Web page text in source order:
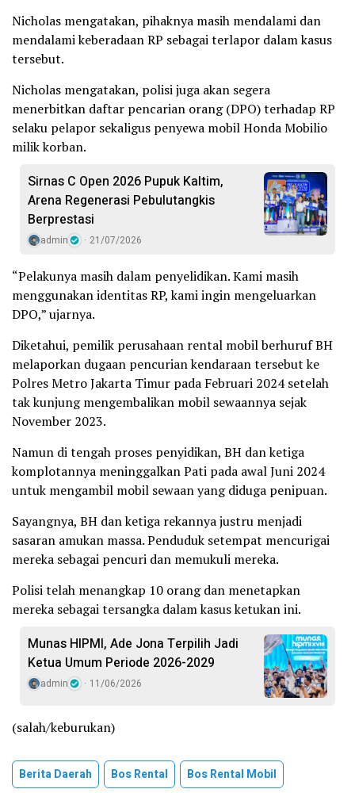
Nicholas mengatakan, pihaknya masih mendalami dan
mendalami keberadaan RP sebagai terlapor dalam kasus
tersebut.
Nicholas mengatakan, polisi juga akan segera
menerbitkan daftar pencarian orang (DPO) terhadap RP
selaku pelapor sekaligus penyewa mobil Honda Mobilio
milik korban.
Sirnas C Open 2026 Pupuk Kaltim,
Arena Regenerasi Pebulutangkis
Berprestasi
admin 21/07/2026
“Pelakunya masih dalam penyelidikan. Kami masih
menggunakan identitas RP, kami ingin mengeluarkan
DPO,” ujarnya.
Diketahui, pemilik perusahaan rental mobil berhuruf BH
melaporkan dugaan pencurian kendaraan tersebut ke
Polres Metro Jakarta Timur pada Februari 2024 setelah
tak kunjung mengembalikan mobil sewaannya sejak
November 2023.
Namun di tengah proses penyidikan, BH dan ketiga
komplotannya meninggalkan Pati pada awal Juni 2024
untuk mengambil mobil sewaan yang diduga penipuan.
Sayangnya, BH dan ketiga rekannya justru menjadi
sasaran amukan massa. Penduduk setempat mencurigai
mereka sebagai pencuri dan memukuli mereka.
Polisi telah menangkap 10 orang dan menetapkan
mereka sebagai tersangka dalam kasus ketukan ini.
Munas HIPMI, Ade Jona Terpilih Jadi
Ketua Umum Periode 2026-2029
admin 11/06/2026
(salah/keburukan)
Berita Daerah Bos Rental Bos Rental Mobil